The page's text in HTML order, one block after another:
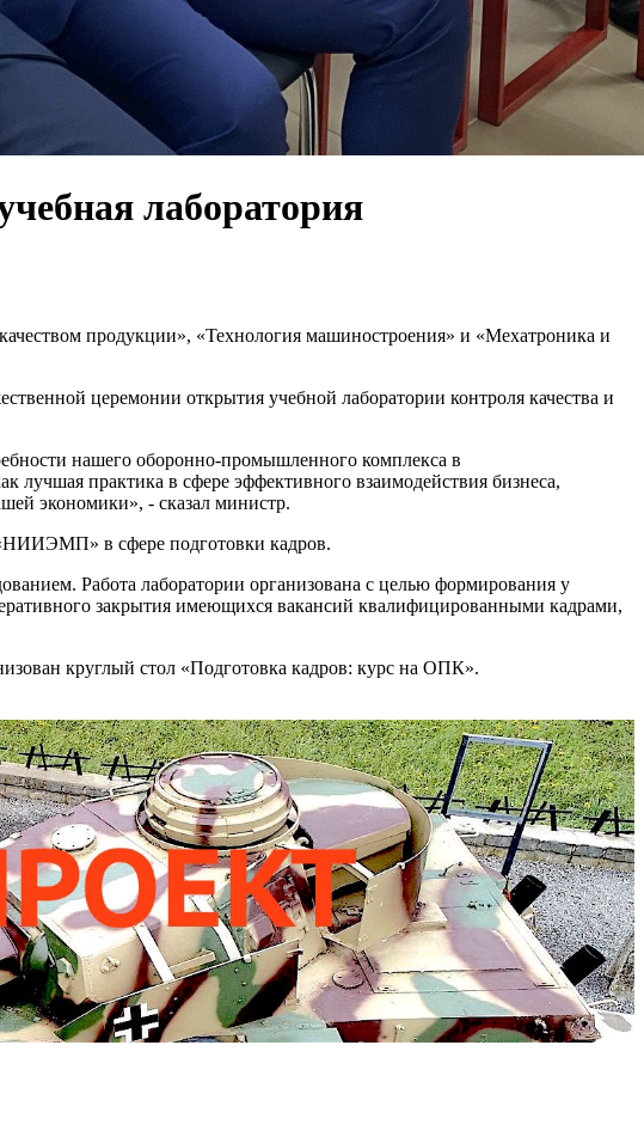
лаборатория
продукции», «Технология машиностроения» и «Мехатроника и
церемонии открытия учебной лаборатории контроля качества и
нашего оборонно-промышленного комплекса в
практика в сфере эффективного взаимодействия бизнеса,
экономики», - сказал министр.
в сфере подготовки кадров.
Работа лаборатории организована с целью формирования у
закрытия имеющихся вакансий квалифицированными кадрами,
круглый стол «Подготовка кадров: курс на ОПК».